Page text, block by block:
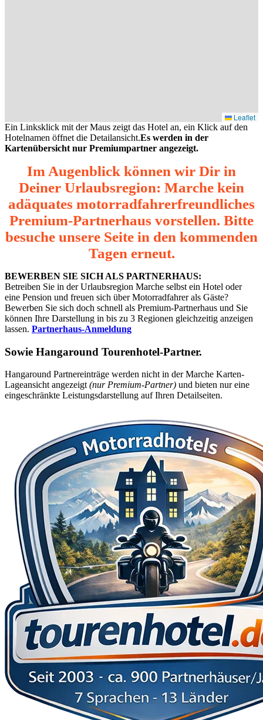
Leaflet
Ein Linksklick mit der Maus zeigt das Hotel an, ein Klick auf den
Hotelnamen öffnet die Detailansicht.Es werden in der
Kartenübersicht nur Premiumpartner angezeigt.
Im Augenblick können wir Dir in
Deiner Urlaubsregion: Marche kein
adäquates motorradfahrerfreundliches
Premium-Partnerhaus vorstellen. Bitte
besuche unsere Seite in den kommenden
Tagen erneut.
BEWERBEN SIE SICH ALS PARTNERHAUS:
Betreiben Sie in der Urlaubsregion Marche selbst ein Hotel oder
eine Pension und freuen sich über Motorradfahrer als Gäste?
Bewerben Sie sich doch schnell als Premium-Partnerhaus und Sie
können Ihre Darstellung in bis zu 3 Regionen gleichzeitig anzeigen
lassen. Partnerhaus-Anmeldung
Sowie Hangaround Tourenhotel-Partner.
Hangaround Partnereinträge werden nicht in der Marche Karten-
Lageansicht angezeigt (nur Premium-Partner) und bieten nur eine
eingeschränkte Leistungsdarstellung auf Ihren Detailseiten.